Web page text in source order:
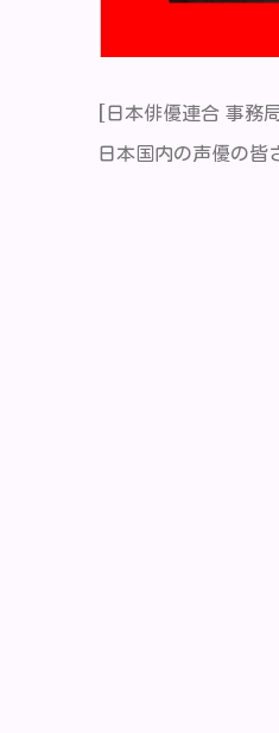
[日本俳優連合 事務
日本国内の声優の皆